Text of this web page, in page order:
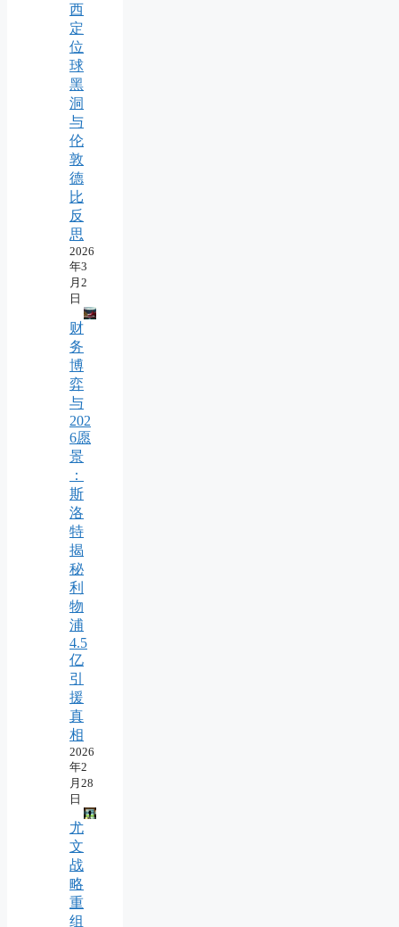
西
定
位
球
黑
洞
与
伦
敦
德
比
反
思
2026
年3
月2
日
财
务
博
弈
与
202
6愿
景
：
斯
洛
特
揭
秘
利
物
浦
4.5
亿
引
援
真
相
2026
年2
月28
日
尤
文
战
略
重
组